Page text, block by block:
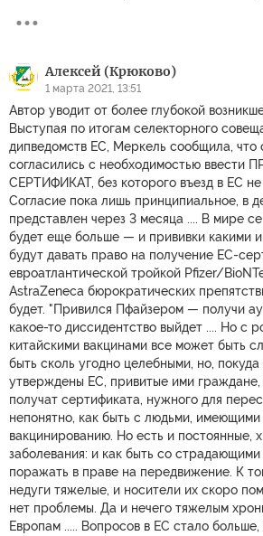
Алексей (Крюково)
1 марта 2021, 13:51
Автор уводит от более глубокой
Выступая по итогам селекторного
дипведомств ЕС, Меркель сообщила, что
согласились с необходимостью ввести
СЕРТИФИКАТ, без которого въезд в ЕС не
Согласие пока лишь принципиальное, в
представлен через 3 месяца .... В мире
будет еще больше — и прививки какими
будут давать право на получение ЕС-
евроатлантической тройкой Pfizer/
AstraZeneca бюрократических
будет. "Привился Пфайзером — получи
какое-то диссидентство выйдет .... Но с
китайскими вакцинами все может быть
быть сколь угодно целебными, но,
утверждены ЕС, привитые ими граждане,
получат сертификата, нужного для
непонятно, как быть с людьми, имеющими
вакцинированию. Но есть и постоянные,
заболевания: и как быть со страдающими
поражать в праве на передвижение. К
недуги тяжелые, и носители их скоро
нет проблемы. Да и нечего тяжелым
Европам ..... Вопросов в ЕС стало больше,